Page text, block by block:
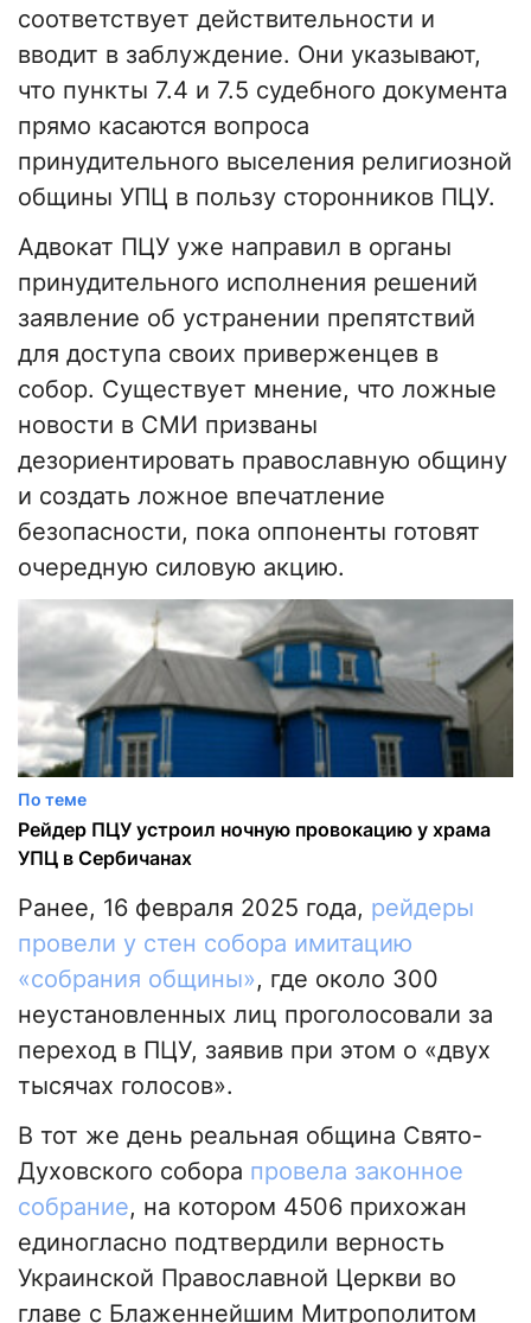
соответствует действительности и
вводит в заблуждение. Они указывают,
что пункты 7.4 и 7.5 судебного документа
прямо касаются вопроса
принудительного выселения религиозной
общины УПЦ в пользу сторонников ПЦУ.
Адвокат ПЦУ уже направил в органы
принудительного исполнения решений
заявление об устранении препятствий
для доступа своих приверженцев в
собор. Существует мнение, что ложные
новости в СМИ призваны
дезориентировать православную общину
и создать ложное впечатление
безопасности, пока оппоненты готовят
очередную силовую акцию.
По теме
Рейдер ПЦУ устроил ночную провокацию у храма
УПЦ в Сербичанах
Ранее, 16 февраля 2025 года, рейдеры
провели у стен собора имитацию
«собрания общины», где около 300
неустановленных лиц проголосовали за
переход в ПЦУ, заявив при этом о «двух
тысячах голосов».
В тот же день реальная община Свято-
Духовского собора провела законное
собрание, на котором 4506 прихожан
единогласно подтвердили верность
Украинской Православной Церкви во
главе с Блаженнейшим Митрополитом